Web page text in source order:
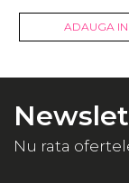
ADAUGA
Nu rata